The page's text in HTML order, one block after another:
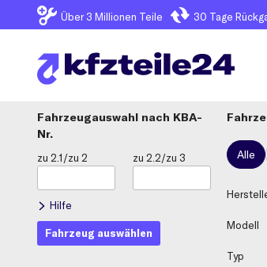
Über 3 Millionen Teile 30 Tage
Fahrzeugauswahl
KBA-
Nr.
zu 2.1/zu 2 zu 2.2/zu 3
Hilfe
Fahrzeug auswählen
Alle
Modell
Typ